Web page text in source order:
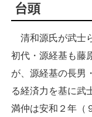
台頭
清和源氏が武士
初代・源経基も藤
が、源経基の長男
る経済力を基に武
満仲は安和２年（